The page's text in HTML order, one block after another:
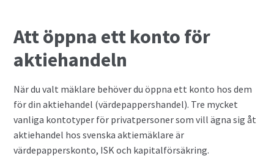
Att öppna ett konto för
aktiehandeln
När du valt mäklare behöver du öppna ett konto hos dem
för din aktiehandel (värdepappershandel). Tre mycket
vanliga kontotyper för privatpersoner som vill ägna sig åt
aktiehandel hos svenska aktiemäklare är
värdepapperskonto, ISK och kapitalförsäkring.